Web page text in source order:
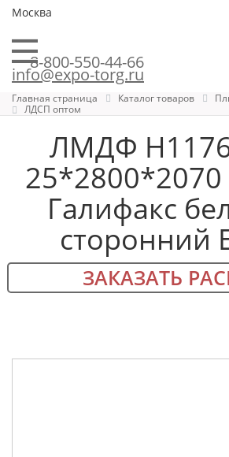
Москва
8-800-550-44-66
info@expo-torg.ru
Главная страница Каталог товаров
ЛДСП оптом
ЛМДФ H1176
Галифакс
сторонний
ЗАКАЗАТЬ